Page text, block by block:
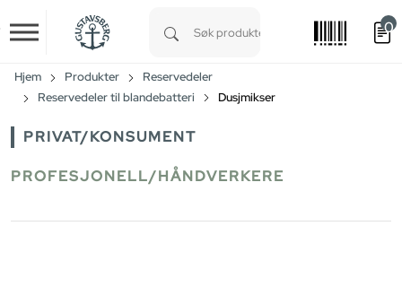
Skip to main content
0
Hjem Produkter
Reservedeler
Reservedeler til blandebatteri
Dusjmikser
PRIVAT/KONSUMENT
PROFESJONELL/HÅNDVERKERE